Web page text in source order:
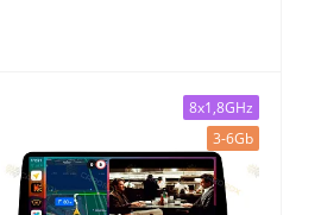
8x1,8GHz
3-6Gb